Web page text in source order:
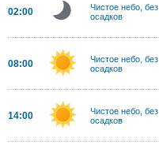
02:00
Чистое небо, без
осадков
08:00
Чистое небо, без
осадков
14:00
Чистое небо, без
осадков